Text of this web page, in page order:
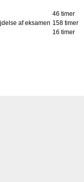
46 timer
af eksamen 158 timer
16 timer